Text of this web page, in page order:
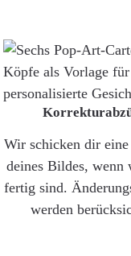
Wir schicken dir eine
deines Bildes, wenn
fertig sind.
werden